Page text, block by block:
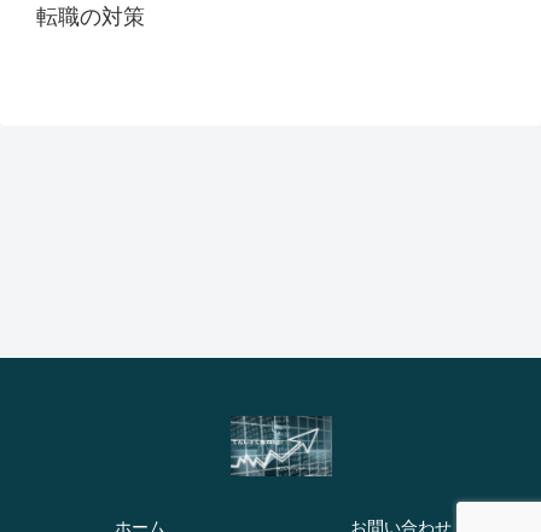
転職の対策
ホーム お問い合わせ